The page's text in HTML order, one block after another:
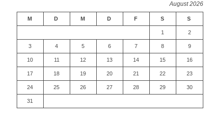
August 2026
M D M D F S S
1 2
3 4 5 6 7 8 9
10 11 12 13 14 15 16
17 18 19 20 21 22 23
24 25 26 27 28 29 30
31